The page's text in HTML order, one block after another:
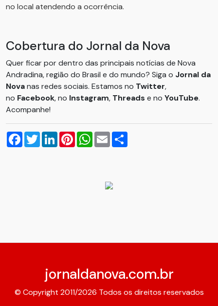
no local atendendo a ocorrência.
Cobertura do Jornal da Nova
Quer ficar por dentro das principais notícias de Nova
Andradina, região do Brasil e do mundo? Siga o Jornal da
Novanas redes sociais. Estamos no Twitter,
no Facebook, no Instagram, Threads e no YouTube.
Acompanhe!
Facebook
TwitterLinkedInPinterestWhatsApp
Email
jornaldanova.com.br
© Copyright 2011/2026 Todos os direitos reservados